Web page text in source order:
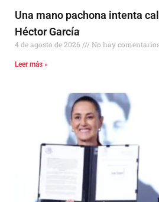
Una mano pachona intenta
Héctor García
4 de agosto de 2026 No hay
Leer más »